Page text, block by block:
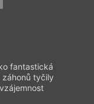
fantastická
tyčily